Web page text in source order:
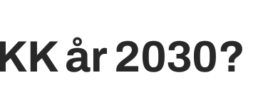
år 2030?